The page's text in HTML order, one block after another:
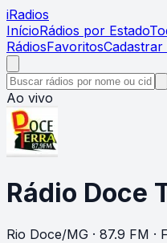
iRadios
InícioRádios por Estado
RádiosFavoritosCadastrar
Ao vivo
Rádio Doce
Rio Doce/MG · 87.9 FM ·